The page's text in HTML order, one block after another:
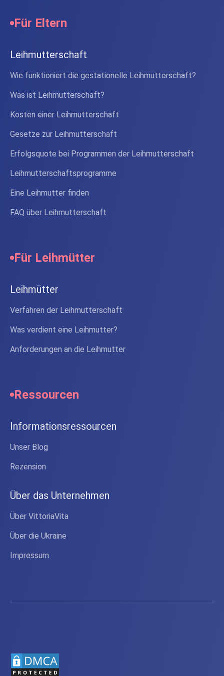
Für Eltern
Leihmutterschaft
Wie funktioniert die gestationelle Leihmutterschaft?
Was ist Leihmutterschaft?
Kosten einer Leihmutterschaft
Gesetze zur Leihmutterschaft
Erfolgsquote bei Programmen der Leihmutterschaft
Leihmutterschaftsprogramme
Eine Leihmutter finden
FAQ über Leihmutterschaft
Für Leihmütter
Leihmütter
Verfahren der Leihmutterschaft
Was verdient eine Leihmutter?
Anforderungen an die Leihmutter
Ressourcen
Informationsressourcen
Unser Blog
Rezension
Über das Unternehmen
Über VittoriaVita
Über die Ukraine
Impressum